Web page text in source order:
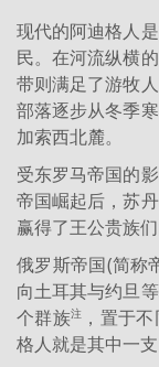
现代的阿迪格人
民。在河流纵横
带则满足了游牧
部落逐步从冬季
加索西北麓。
受东罗马帝国的
帝国崛起后，苏
赢得了王公贵族
俄罗斯帝国(简称
向土耳其与约旦
个群族注
，置于
格人就是其中一支